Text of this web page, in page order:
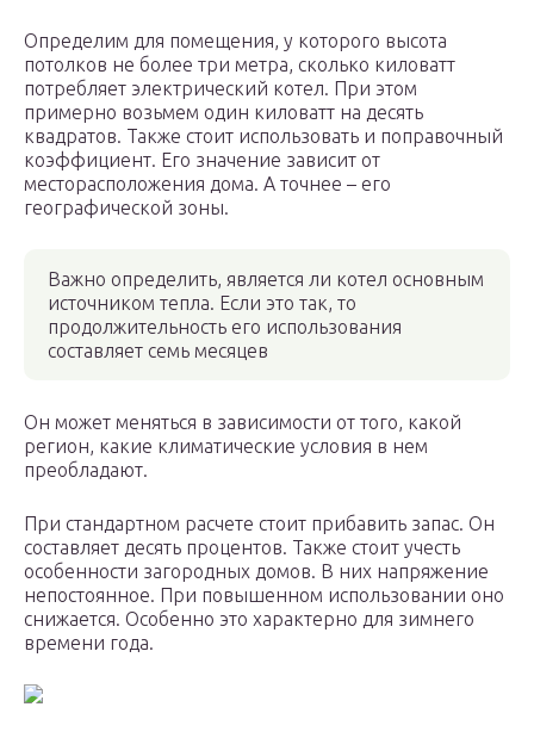
Определим для помещения, у которого высота
потолков не более три метра, сколько киловатт
потребляет электрический котел. При этом
примерно возьмем один киловатт на десять
квадратов. Также стоит использовать и поправочный
коэффициент. Его значение зависит от
месторасположения дома. А точнее – его
географической зоны.
Важно определить, является ли котел основным
источником тепла. Если это так, то
продолжительность его использования
составляет семь месяцев
Он может меняться в зависимости от того, какой
регион, какие климатические условия в нем
преобладают.
При стандартном расчете стоит прибавить запас. Он
составляет десять процентов. Также стоит учесть
особенности загородных домов. В них напряжение
непостоянное. При повышенном использовании оно
снижается. Особенно это характерно для зимнего
времени года.